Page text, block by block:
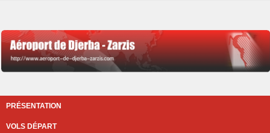
PRÉSENTATION
VOLS DÉPART